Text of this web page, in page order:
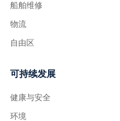
船舶维修
物流
自由区
可持续发展
健康与安全
环境